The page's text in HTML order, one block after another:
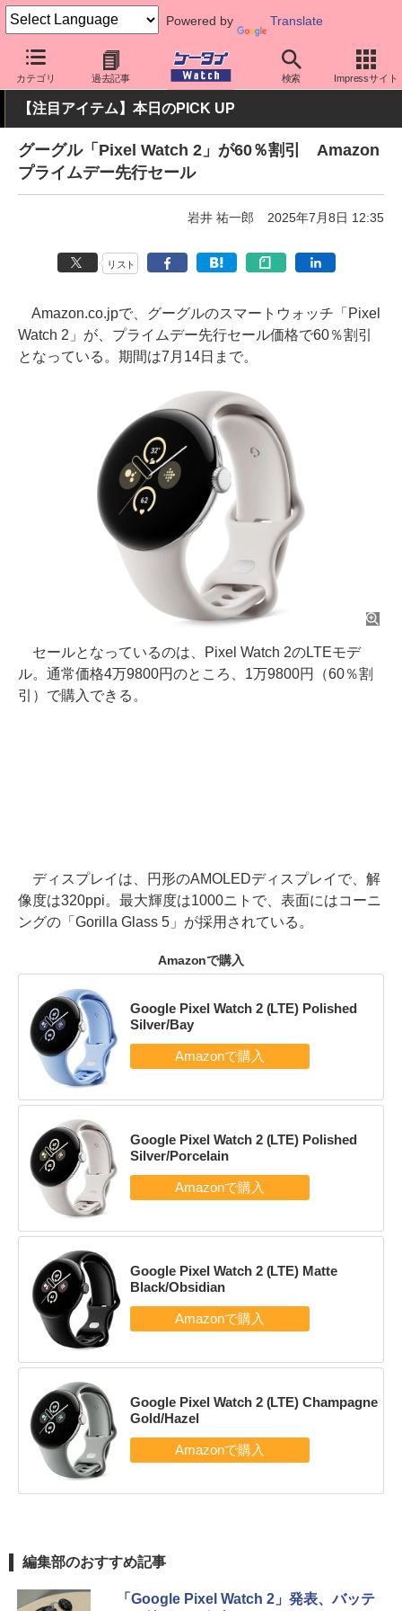
Powered by Translate
カテゴリ 過去記事 検索 Impressサイト
ケータイ Watch 周辺機器/アクセサリー ウェアラブル スマー
【注目アイテム】本日のPICK UP
グーグル「Pixel Watch 2」が60％割引 Amazon
プライムデー先行セール
岩井 祐一郎 2025年7月8日 12:35
リスト
Amazon.co.jpで、グーグルのスマートウォッチ「Pixel
Watch 2」が、プライムデー先行セール価格で60％割引
となっている。期間は7月14日まで。
セールとなっているのは、Pixel Watch 2のLTEモデ
ル。通常価格4万9800円のところ、1万9800円（60％割
引）で購入できる。
ディスプレイは、円形のAMOLEDディスプレイで、解
像度は320ppi。最大輝度は1000ニトで、表面にはコーニ
ングの「Gorilla Glass 5」が採用されている。
Amazonで購入
Google Pixel Watch 2 (LTE) Polished
Silver/Bay
Google Pixel Watch 2 (LTE) Polished
Silver/Porcelain
Google Pixel Watch 2 (LTE) Matte
Black/Obsidian
Google Pixel Watch 2 (LTE) Champagne
Gold/Hazel
編集部のおすすめ記事
「Google Pixel Watch 2」発表、バッテ